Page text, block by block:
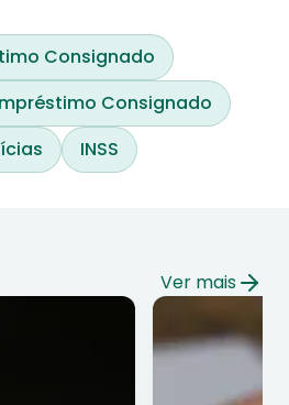
Consignado
Consignado
INSS
Ver mais